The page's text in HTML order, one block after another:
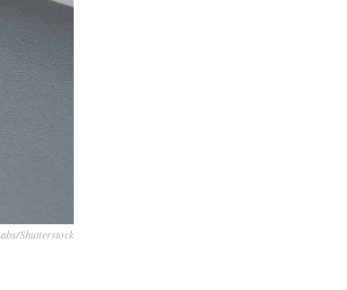
Shutterstock